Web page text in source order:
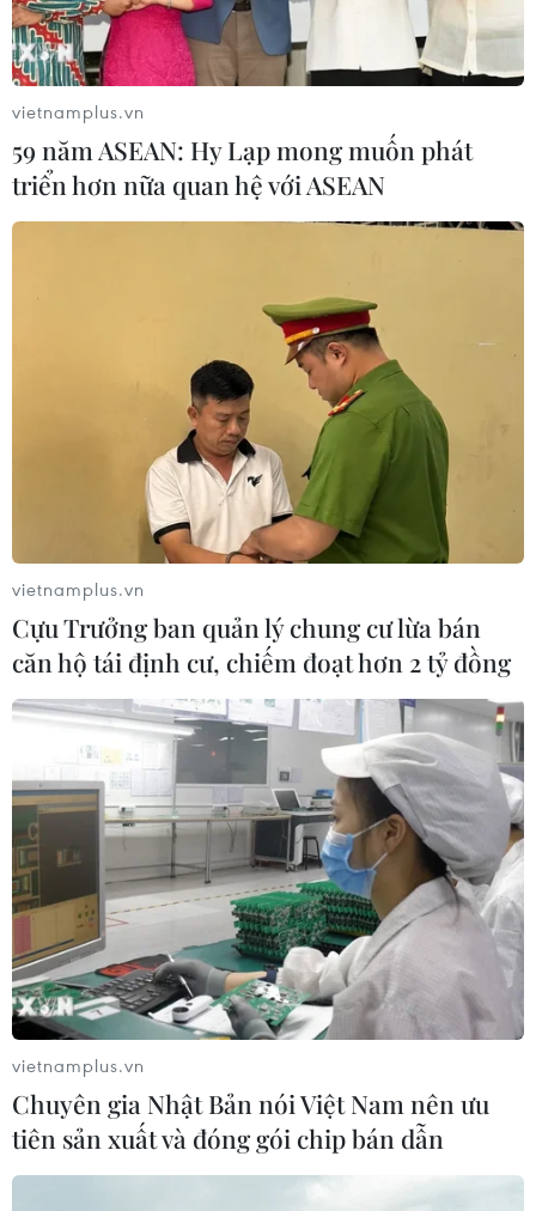
vietnamplus.vn
59 năm ASEAN: Hy Lạp mong muốn phát
triển hơn nữa quan hệ với ASEAN
vietnamplus.vn
Cựu Trưởng ban quản lý chung cư lừa bán
căn hộ tái định cư, chiếm đoạt hơn 2 tỷ đồng
vietnamplus.vn
Chuyên gia Nhật Bản nói Việt Nam nên ưu
tiên sản xuất và đóng gói chip bán dẫn